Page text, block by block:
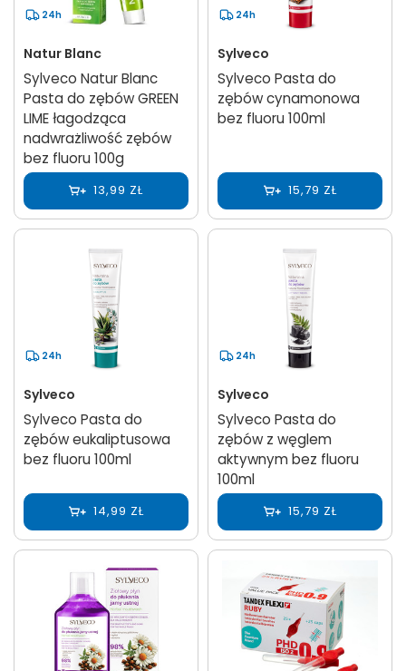
24h
Natur Blanc
Sylveco Natur Blanc
Pasta do zębów GREEN
LIME łagodząca
nadwrażliwość zębów
bez fluoru 100g
13,99 ZŁ
24h
Sylveco
Sylveco Pasta do
zębów cynamonowa
bez fluoru 100ml
15,79 ZŁ
24h
Sylveco
Sylveco Pasta do
zębów eukaliptusowa
bez fluoru 100ml
14,99 ZŁ
24h
Sylveco
Sylveco Pasta do
zębów z węglem
aktywnym bez fluoru
100ml
15,79 ZŁ